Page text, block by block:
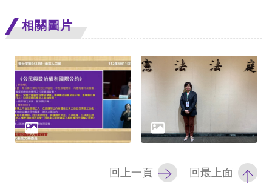
網
站
導
覽
網
站
安
相關圖片
回上一頁 回最上面